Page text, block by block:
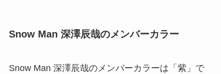
Snow Man 深澤辰哉のメンバーカラー
Snow Man 深澤辰哉のメンバーカラーは「紫」で